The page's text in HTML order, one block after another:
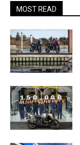
MOST READ